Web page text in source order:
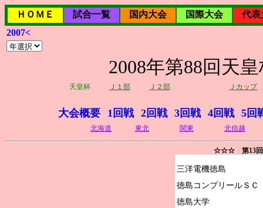
ＨＯＭＥ 試合一覧 国内大会 国際大会
代表
2007<
2008年第88回天
天皇杯 Ｊ１部 Ｊ２部 Ｊカップ
大会概要 1回戦 2回戦 3回戦 4回戦 5回
北海道 東北 関東 北信越
☆☆☆ 第13回
三洋電機徳島
徳島コンプリールＳＣ
徳島大学